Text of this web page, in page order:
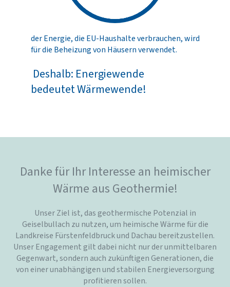
der Energie, die EU-Haushalte verbrauchen, wird
für die Beheizung von Häusern verwendet.
Deshalb: Energiewende
bedeutet Wärmewende!
Danke für Ihr Interesse an heimischer
Wärme aus Geothermie!
Unser Ziel ist, das geothermische Potenzial in
Geiselbullach zu nutzen, um heimische Wärme für die
Landkreise Fürstenfeldbruck und Dachau bereitzustellen.
Unser Engagement gilt dabei nicht nur der unmittelbaren
Gegenwart, sondern auch zukünftigen Generationen, die
von einer unabhängigen und stabilen Energieversorgung
profitieren sollen.